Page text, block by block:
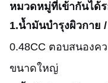
หมวดหมู่ที่เข้ากันได้
1.น้ำมันบำรุงผิวกาย
0.48CC ตอบสนองค
ขนาดใหญ่